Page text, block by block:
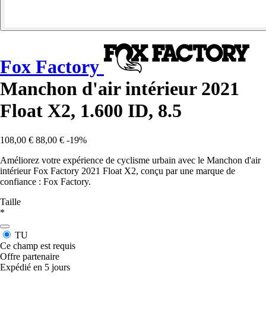
Fox Factory
Manchon d'air intérieur 2021
Float X2, 1.600 ID, 8.5
108,00 € 88,00 € -19%
Améliorez votre expérience de cyclisme urbain avec le Manchon d'air
intérieur Fox Factory 2021 Float X2, conçu par une marque de
confiance : Fox Factory.
Taille
*
TU
Ce champ est requis
Offre partenaire
Expédié en 5 jours